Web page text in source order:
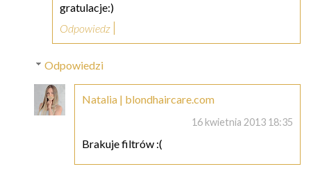
gratulacje:)
Odpowiedz
Odpowiedzi
Natalia | blondhaircare.com
16 kwietnia 2013 18:35
Brakuje filtrów :(